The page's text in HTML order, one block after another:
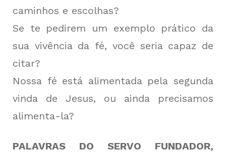
caminhos e escolhas?
Se te pedirem um exemplo prático da
sua vivência da fé, você seria capaz de
citar?
Nossa fé está alimentada pela segunda
vinda de Jesus, ou ainda precisamos
alimenta-la?
PALAVRAS DO SERVO FUNDADOR,